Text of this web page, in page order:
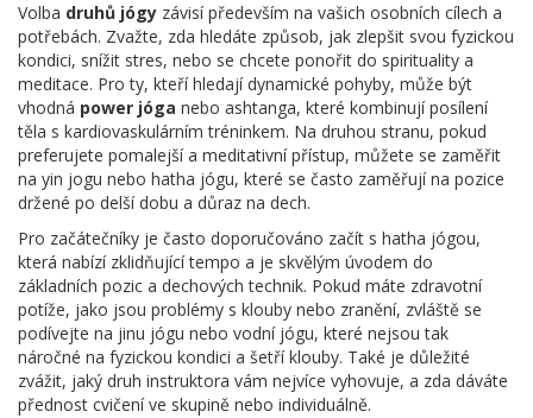
Volba druhů jógy závisí především na vašich osobních cílech a
potřebách. Zvažte, zda hledáte způsob, jak zlepšit svou fyzickou
kondici, snížit stres, nebo se chcete ponořit do spirituality a
meditace. Pro ty, kteří hledají dynamické pohyby, může být
vhodná power jóga nebo ashtanga, které kombinují posílení
těla s kardiovaskulárním tréninkem. Na druhou stranu, pokud
preferujete pomalejší a meditativní přístup, můžete se zaměřit
na yin jogu nebo hatha jógu, které se často zaměřují na pozice
držené po delší dobu a důraz na dech.
Pro začátečníky je často doporučováno začít s hatha jógou,
která nabízí zklidňující tempo a je skvělým úvodem do
základních pozic a dechových technik. Pokud máte zdravotní
potíže, jako jsou problémy s klouby nebo zranění, zvláště se
podívejte na jinu jógu nebo vodní jógu, které nejsou tak
náročné na fyzickou kondici a šetří klouby. Také je důležité
zvážit, jaký druh instruktora vám nejvíce vyhovuje, a zda dáváte
přednost cvičení ve skupině nebo individuálně.